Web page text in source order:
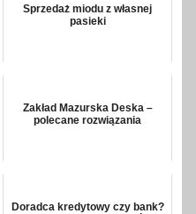
Sprzedaż miodu z własnej
pasieki
Zakład Mazurska Deska –
polecane rozwiązania
Doradca kredytowy czy bank?